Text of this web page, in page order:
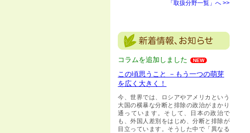
「取扱分野一覧」へ >>
コラムを追加しました NEW
この頃思うこと －もう一つの萌芽
を広く大きく！
今、世界では、ロシアやアメリカという
大国の横暴な分断と排除の政治がまかり
通っています。そして、日本の政治で
も、外国人差別をはじめ、分断と排除が
目立っています。そうした中で「異なる